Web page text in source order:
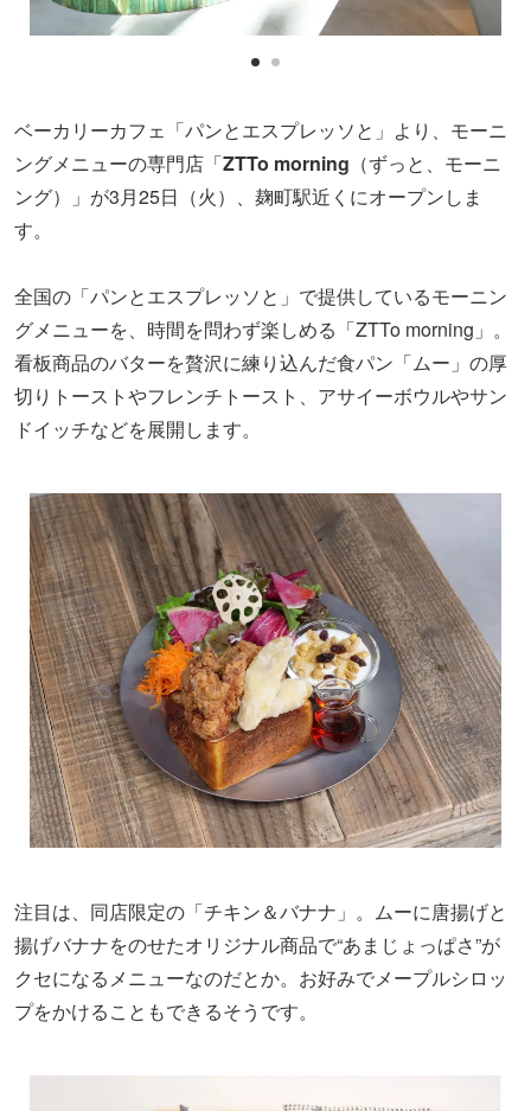
ベーカリーカフェ「パンとエスプレッソと」より、モーニ
ングメニューの専門店「ZTTo morning （ずっと、モーニ
ング）」が3月25日（火）、麹町駅近くにオープンしま
す。
全国の「パンとエスプレッソと」で提供しているモーニン
グメニューを、時間を問わず楽しめる「ZTTo morning」。
看板商品のバターを贅沢に練り込んだ食パン「ムー」の厚
切りトーストやフレンチトースト、アサイーボウルやサン
ドイッチなどを展開します。
注目は、同店限定の「チキン＆バナナ」。ムーに唐揚げと
揚げバナナをのせたオリジナル商品で“あまじょっぱさ”が
クセになるメニューなのだとか。お好みでメープルシロッ
プをかけることもできるそうです。